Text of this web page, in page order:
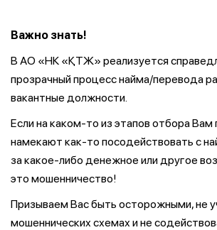
Важно знать!
В АО «НК «ҚТЖ» реализуется
прозрачный процесс найма/перевода
вакантные должности.
Если на каком-то из этапов отбора
намекают как-то посодействовать с
за какое-либо денежное или другое
это мошенничество!
Призываем Вас быть осторожными, не
мошеннических схемах и не